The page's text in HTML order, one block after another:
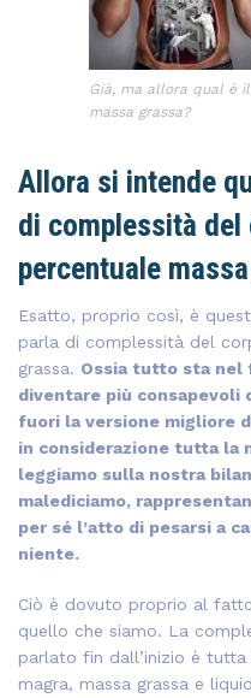
Già, ma allora qual è
massa grassa?
Allora si intende
di complessità del
percentuale
Esatto, proprio così, è
parla di complessità del
grassa. Ossia tutto sta nel
diventare più
fuori la versione migliore
in considerazione tutta la
leggiamo sulla nostra
malediciamo,
per sé l’atto di pesarsi a
niente.
Ciò è dovuto proprio al
quello che siamo. La
parlato fin dall’inizio è
magra, massa grassa e